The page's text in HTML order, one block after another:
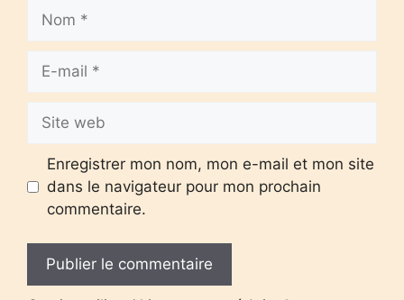
mail
web
Enregistrer mon nom, mon e-mail et mon site
dans le navigateur pour mon prochain
commentaire.